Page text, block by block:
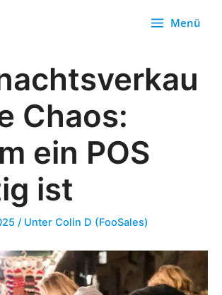
Menü
Chaos:
ein POS
ist
/ Unter Colin D (FooSales)